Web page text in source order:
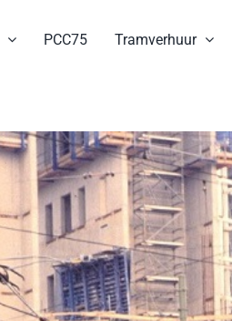
PCC75 Tramverhuur